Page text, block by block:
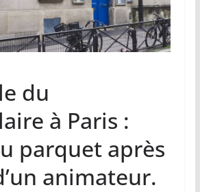
du
à Paris :
parquet après
animateur.